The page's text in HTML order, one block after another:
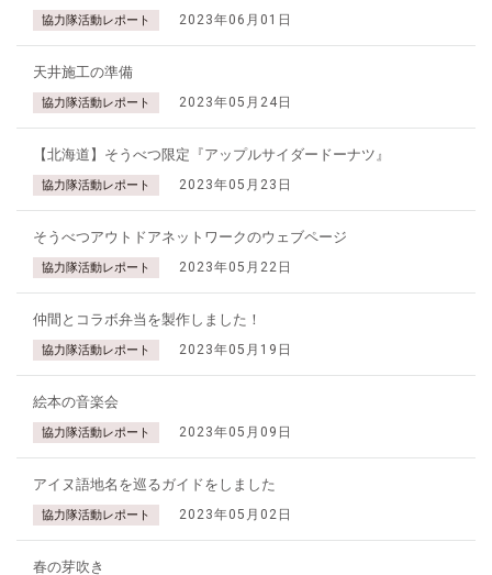
協力隊活動レポート 2023年06月01日
天井施工の準備
協力隊活動レポート 2023年05月24日
【北海道】そうべつ限定『アップルサイダードーナツ』
協力隊活動レポート 2023年05月23日
そうべつアウトドアネットワークのウェブページ
協力隊活動レポート 2023年05月22日
仲間とコラボ弁当を製作しました！
協力隊活動レポート 2023年05月19日
絵本の音楽会
協力隊活動レポート 2023年05月09日
アイヌ語地名を巡るガイドをしました
協力隊活動レポート 2023年05月02日
春の芽吹き